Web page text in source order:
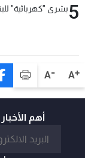
A+
A-
5بشرى "كهربائية"
أهم